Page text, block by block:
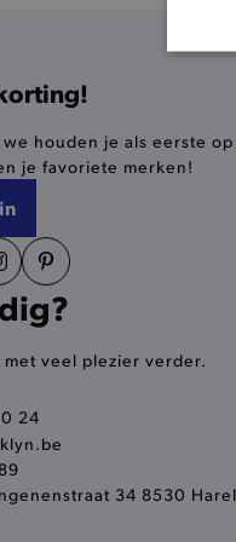
houden je als eerste
je favoriete merken!
veel plezier verder.
24
34 8530
De